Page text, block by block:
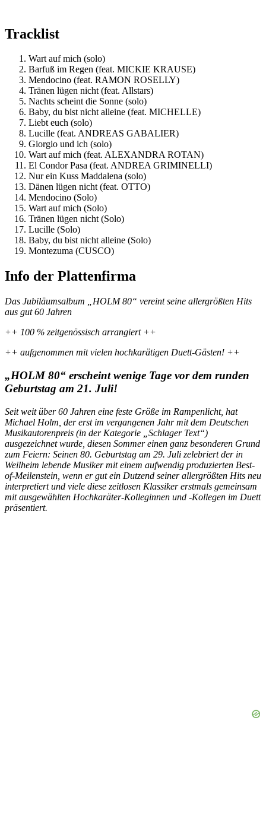
Tracklist
Wart auf mich (solo)
Barfuß im Regen (feat. MICKIE KRAUSE)
Mendocino (feat. RAMON ROSELLY)
Tränen lügen nicht (feat. Allstars)
Nachts scheint die Sonne (solo)
Baby, du bist nicht alleine (feat. MICHELLE)
Liebt euch (solo)
Lucille (feat. ANDREAS GABALIER)
Giorgio und ich (solo)
Wart auf mich (feat. ALEXANDRA ROTAN)
El Condor Pasa (feat. ANDREA GRIMINELLI)
Nur ein Kuss Maddalena (solo)
Dänen lügen nicht (feat. OTTO)
Mendocino (Solo)
Wart auf mich (Solo)
Tränen lügen nicht (Solo)
Lucille (Solo)
Baby, du bist nicht alleine (Solo)
Montezuma (CUSCO)
Info der Plattenfirma
Das Jubiläumsalbum „HOLM 80“ vereint seine allergrößten Hits
aus gut 60 Jahren
++ 100 % zeitgenössisch arrangiert ++
++ aufgenommen mit vielen hochkarätigen Duett-Gästen! ++
„HOLM 80“ erscheint wenige Tage vor dem runden
Geburtstag am 21. Juli!
Seit weit über 60 Jahren eine feste Größe im Rampenlicht, hat
Michael Holm, der erst im vergangenen Jahr mit dem Deutschen
Musikautorenpreis (in der Kategorie „Schlager Text“)
ausgezeichnet wurde, diesen Sommer einen ganz besonderen Grund
zum Feiern: Seinen 80. Geburtstag am 29. Juli zelebriert der in
Weilheim lebende Musiker mit einem aufwendig produzierten Best-
of-Meilenstein, wenn er gut ein Dutzend seiner allergrößten Hits neu
interpretiert und viele diese zeitlosen Klassiker erstmals gemeinsam
mit ausgewählten Hochkaräter-Kolleginnen und -Kollegen im Duett
präsentiert.